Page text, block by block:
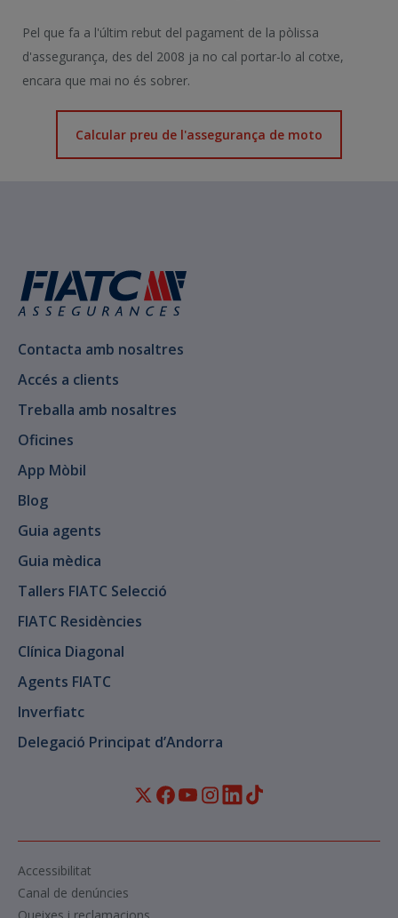
Pel que fa a l'últim rebut del pagament de la pòlissa
d'assegurança, des del 2008 ja no cal portar-lo al cotxe,
encara que mai no és sobrer.
Calcular preu de l'assegurança de moto
Contacta amb nosaltres
Accés a clients
Treballa amb nosaltres
Oficines
App Mòbil
Blog
Guia agents
Guia mèdica
Tallers FIATC Selecció
FIATC Residències
Clínica Diagonal
Agents FIATC
Inverfiatc
Delegació Principat d’Andorra
Canal de denúncies
Accessibilitat